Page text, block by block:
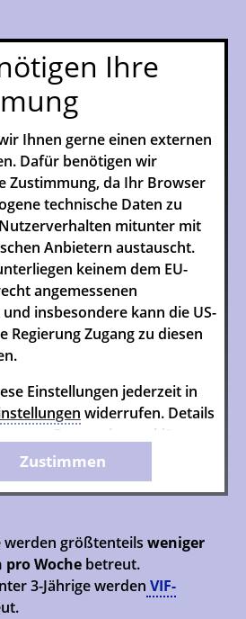
Ihre
Ihnen gerne einen externen
Dafür benötigen wir
Zustimmung, da Ihr Browser
technische Daten zu
mitunter mit
Anbietern austauscht.
keinem dem EU-
angemessenen
insbesondere kann die US-
Regierung Zugang zu diesen
Einstellungen jederzeit in
widerrufen. Details
Datenschutzerklärung.
Zustimmen
werden größtenteils weniger
pro Woche betreut.
3-Jährige werden VIF-